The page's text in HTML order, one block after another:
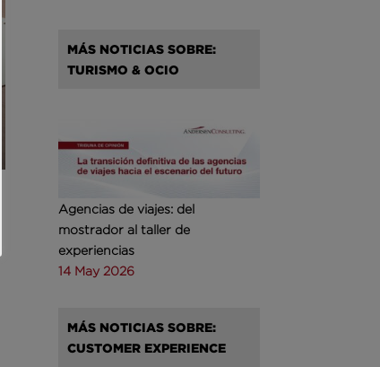
MÁS NOTICIAS SOBRE:
TURISMO & OCIO
Agencias de viajes: del
mostrador al taller de
experiencias
14 May 2026
MÁS NOTICIAS SOBRE:
CUSTOMER EXPERIENCE